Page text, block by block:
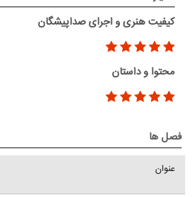
داستان این کتاب درباره‌ی حوادث شهر مکه پیش
پیش از ولادت پدر ایشان است و تا زمان
صدر اسلام ارائه می‌دهد. در این اثر با تعدد
مواجهیم که تعلیق بسیاری به همراه دارد.
رمان «به امین بگو دوستش دارم» از چندین
امتیاز